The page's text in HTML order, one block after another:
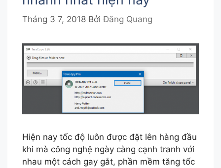
Tháng 3 7, 2018 BởiĐăng Quang
Hiện nay tốc độ luôn được đặt lên hàng đầu
khi mà công nghệ ngày càng cạnh tranh với
nhau một cách gay gắt, phần mềm tăng tốc